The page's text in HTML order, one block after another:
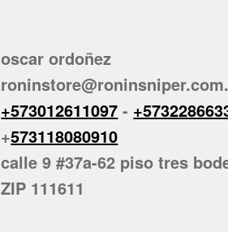
oscar ordoñez
+573012611097 -
+573118080910
calle 9 #37a-62 piso tres
ZIP 111611